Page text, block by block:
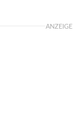
ANZEIGE